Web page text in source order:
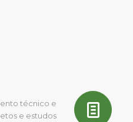
técnico e
e estudos